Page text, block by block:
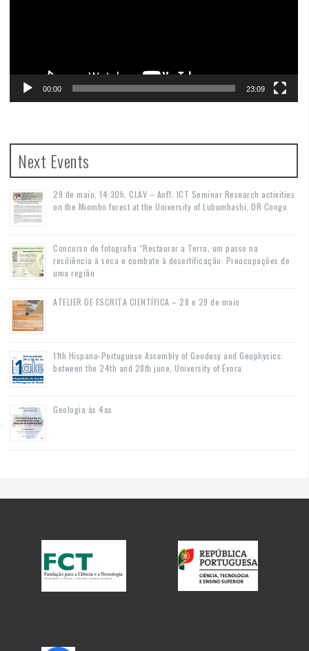
00:00 23:09
Next Events
29 de maio, 14:30h, CLAV – Anf1: ICT Seminar Research activities
on the Miombo forest at the University of Lubumbashi, DR Congo
Concurso de fotografia “Restaurar a Terra, um passo na
resiliência à seca e combate à desertificação: Preocupações de
uma região
ATELIER DE ESCRITA CIENTÍFICA – 28 e 29 de maio
11th Hispano-Portuguese Assembly of Geodesy and Geophysics:
between the 24th and 28th june, University of Évora
Geologia às 4as